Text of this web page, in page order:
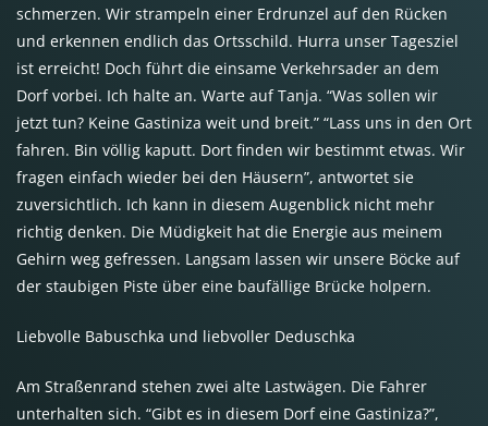
schmerzen. Wir strampeln einer Erdrunzel auf den Rücken
und erkennen endlich das Ortsschild. Hurra unser Tagesziel
ist erreicht! Doch führt die einsame Verkehrsader an dem
Dorf vorbei. Ich halte an. Warte auf Tanja. “Was sollen wir
jetzt tun? Keine Gastiniza weit und breit.” “Lass uns in den Ort
fahren. Bin völlig kaputt. Dort finden wir bestimmt etwas. Wir
fragen einfach wieder bei den Häusern”, antwortet sie
zuversichtlich. Ich kann in diesem Augenblick nicht mehr
richtig denken. Die Müdigkeit hat die Energie aus meinem
Gehirn weg gefressen. Langsam lassen wir unsere Böcke auf
der staubigen Piste über eine baufällige Brücke holpern.
Liebvolle Babuschka und liebvoller Deduschka
Am Straßenrand stehen zwei alte Lastwägen. Die Fahrer
unterhalten sich. “Gibt es in diesem Dorf eine Gastiniza?”,